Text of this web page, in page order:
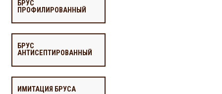
БРУС
ПРОФИЛИРОВАННЫЙ
БРУС
АНТИСЕПТИРОВАННЫЙ
ИМИТАЦИЯ БРУСА